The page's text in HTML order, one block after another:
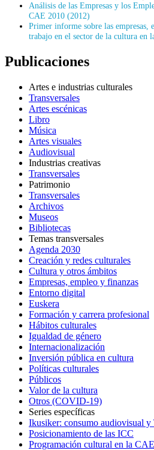
Análisis de las Empresas y los
CAE 2010 (2012)
Primer informe sobre las empresas,
trabajo en el sector de la cultura en
Publicaciones
Artes e industrias culturales
Transversales
Artes escénicas
Libro
Música
Artes visuales
Audiovisual
Industrias creativas
Transversales
Patrimonio
Transversales
Archivos
Museos
Bibliotecas
Temas transversales
Agenda 2030
Creación y redes culturales
Cultura y otros ámbitos
Empresas, empleo y finanzas
Entorno digital
Euskera
Formación y carrera profesional
Hábitos culturales
Igualdad de género
Internacionalización
Inversión pública en cultura
Políticas culturales
Públicos
Valor de la cultura
Otros (COVID-19)
Series específicas
Ikusiker: consumo audiovisual y
Posicionamiento de las ICC
Programación cultural en la CAE